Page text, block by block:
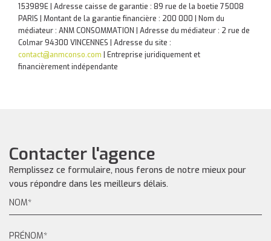
153989E | Adresse caisse de garantie : 89 rue de la boetie 75008
PARIS | Montant de la garantie financière : 200 000 | Nom du
médiateur : ANM CONSOMMATION | Adresse du médiateur : 2 rue de
Colmar 94300 VINCENNES | Adresse du site :
contact@anmconso.com
Entreprise juridiquement et
financièrement indépendante
Contacter l'agence
Remplissez ce formulaire, nous ferons de notre mieux pour
vous répondre dans les meilleurs délais.